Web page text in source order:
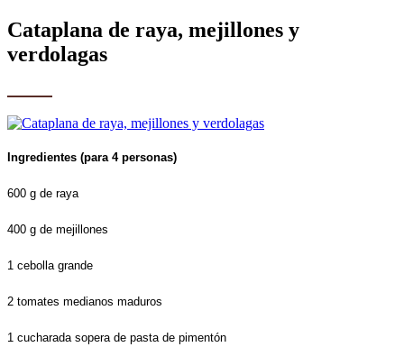
Cataplana de raya, mejillones y
verdolagas
Ingredientes (para 4 personas)
600 g de raya
400 g de mejillones
1 cebolla grande
2 tomates medianos maduros
1 cucharada sopera de pasta de pimentón